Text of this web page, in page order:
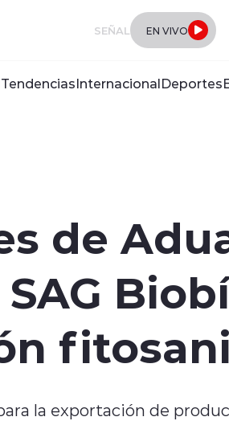
SEÑAL EN VIVO
TendenciasInternacionalDeportes
de
la exportación de